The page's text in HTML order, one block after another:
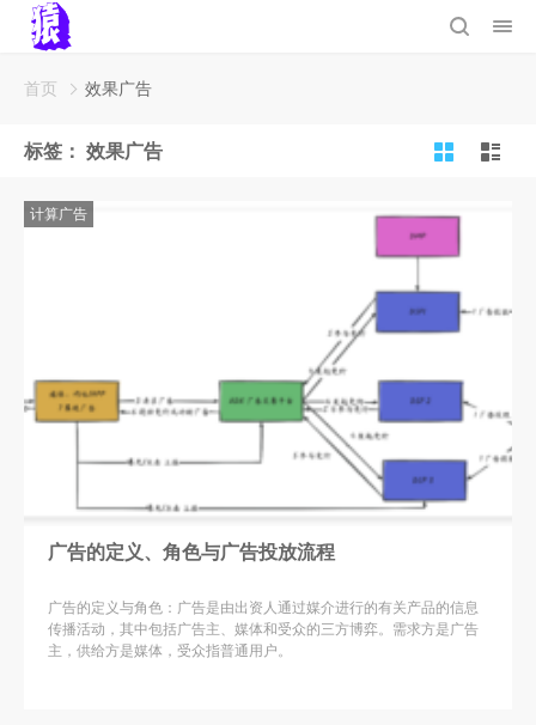
首页 效果广告
标签： 效果广告
计算广告
广告的定义、角色与广告投放流程
广告的定义与角色：广告是由出资人通过媒介进行的有关产品的信息
传播活动，其中包括广告主、媒体和受众的三方博弈。需求方是广告
主，供给方是媒体，受众指普通用户。